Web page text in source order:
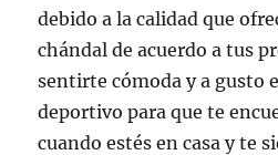
debido a la calidad que
chándal de acuerdo a tus
sentirte cómoda y a gusto
deportivo para que te
cuando estés en casa y te